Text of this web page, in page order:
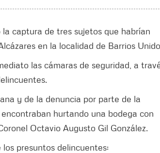
captura de tres sujetos que habrían
en la localidad de Barrios
las cámaras de seguridad, a
y de la denuncia por parte de la
hurtando una bodega con
Octavio Augusto Gil González.
presuntos delincuentes: